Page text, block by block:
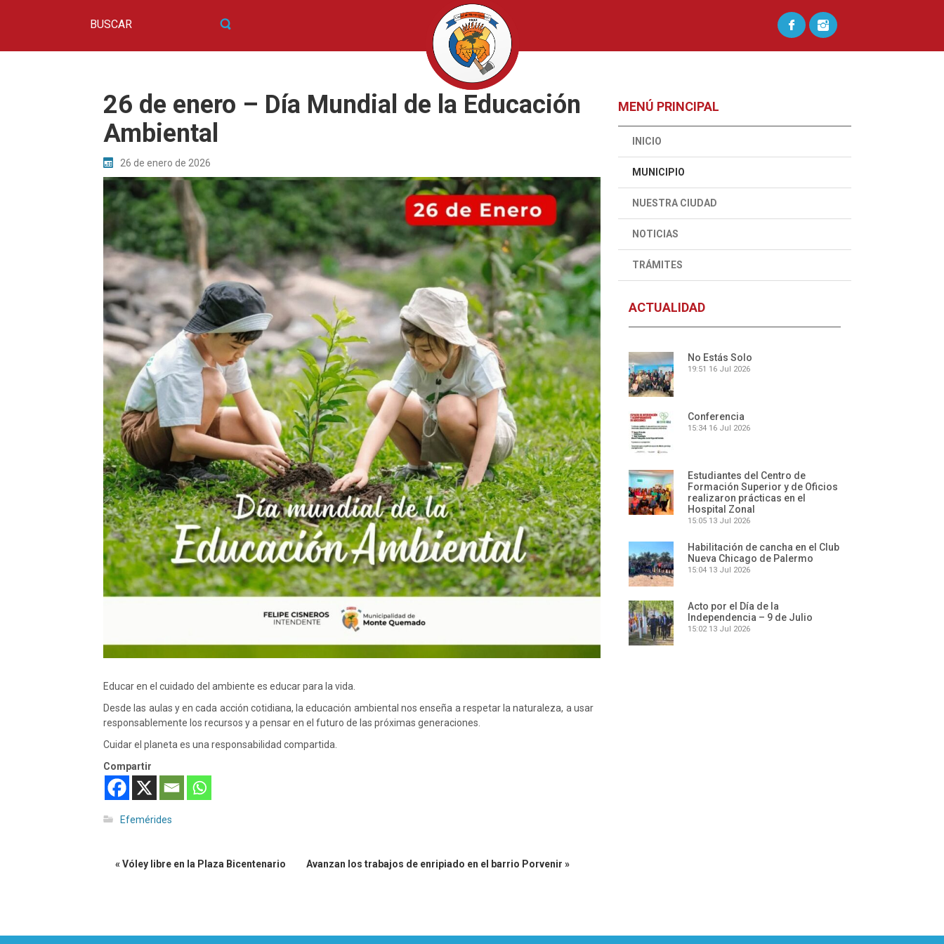
26 de enero – Día Mundial de la Educación
Ambiental
26 de enero de 2026
Educar en el cuidado del ambiente es educar para la vida.
Desde las aulas y en cada acción cotidiana, la educación ambiental nos enseña a respetar la naturaleza, a usar
responsablemente los recursos y a pensar en el futuro de las próximas generaciones.
Cuidar el planeta es una responsabilidad compartida.
Compartir
Efemérides
« Vóley libre en la Plaza Bicentenario Avanzan los trabajos de enripiado en el barrio Porvenir »
MENÚ PRINCIPAL
INICIO
MUNICIPIO
NUESTRA CIUDAD
NOTICIAS
TRÁMITES
ACTUALIDAD
No Estás Solo
19:51 16 Jul 2026
Conferencia
15:34 16 Jul 2026
Estudiantes del Centro de
Formación Superior y de Oficios
realizaron prácticas en el
Hospital Zonal
15:05 13 Jul 2026
Habilitación de cancha en el Club
Nueva Chicago de Palermo
15:04 13 Jul 2026
Acto por el Día de la
Independencia – 9 de Julio
15:02 13 Jul 2026